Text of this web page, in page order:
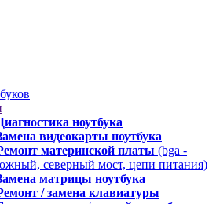
ноутбука
видеокарты ноутбука
материнской платы (bga -
северный мост, цепи питания)
матрицы ноутбука
/ замена клавиатуры